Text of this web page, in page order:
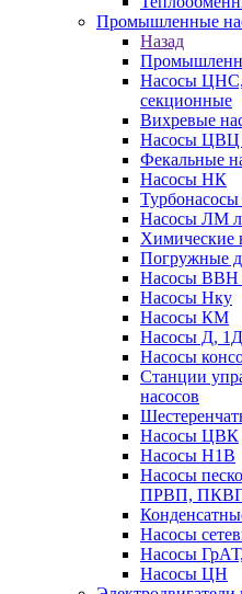
Промышленные
Назад
Насосы
секционные
Вихревые
Насосы
Фекальные
Насосы НК
Насосы ЛМ
Химические
Погружные
Насосы ВВН
Насосы Нку
Насосы КМ
Насосы Д,
Насосы
Станции
насосов
Насосы ЦВК
Насосы Н1В
Насосы
ПРВП,
Насосы
Насосы
Насосы ЦН